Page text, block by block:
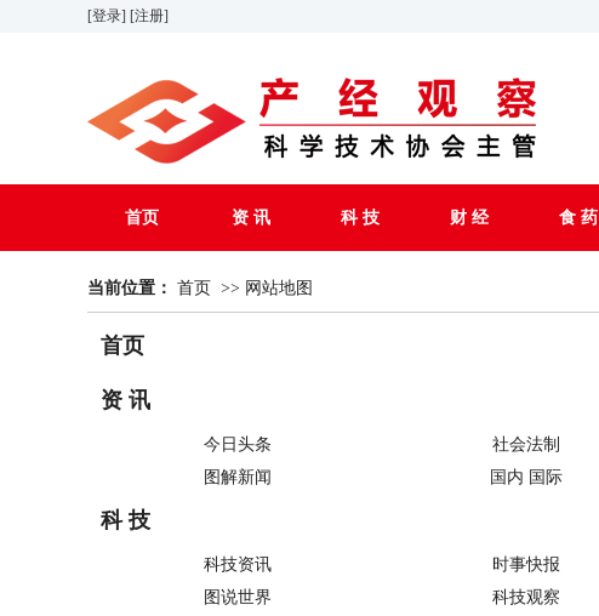
[登录] [注册]
首页 资 讯 科 技 财 经 食 药
当前位置： 首页 >> 网站地图
首页
资 讯
今日头条 社会法制
图解新闻
国内 国际
科 技
科技资讯 时事快报
图说世界
科技观察